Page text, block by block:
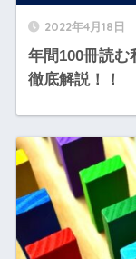
2022年4月18日
年間100冊読む
徹底解説！！